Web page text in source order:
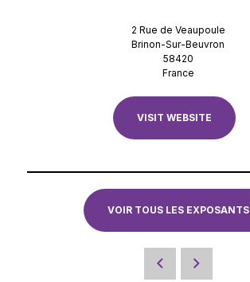
2 Rue de Veaupoule
Brinon-Sur-Beuvron
58420
France
VISIT WEBSITE
VOIR TOUS LES EXPOSANTS